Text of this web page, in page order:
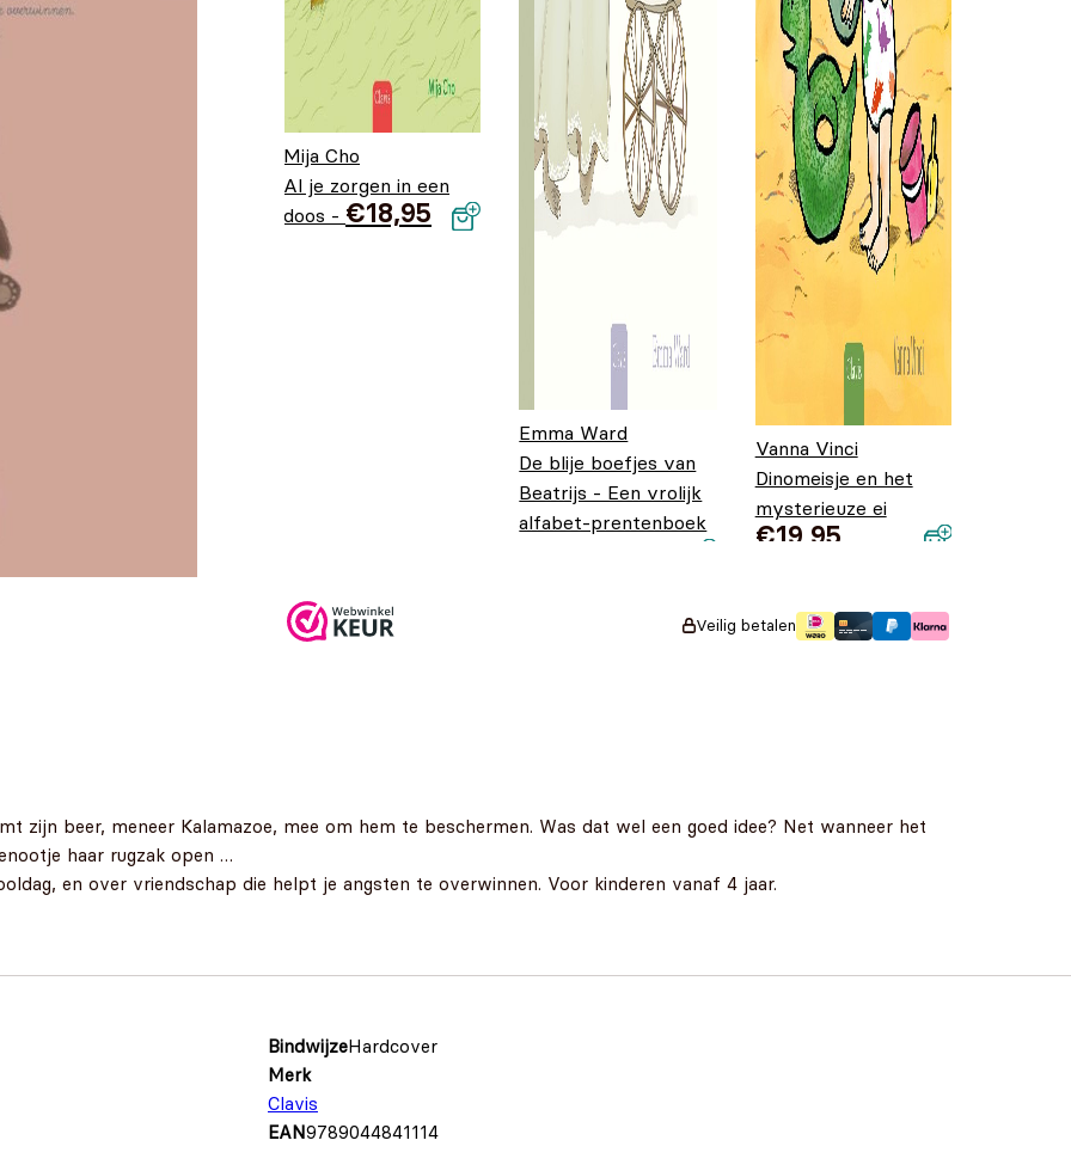
Mija Cho
Al je zorgen in een
doos - €18,95
Emma Ward
De blije boefjes van
Beatrijs - Een vrolijk
alfabet-prentenboek
Vanna Vinci
Dinomeisje en het
mysterieuze ei
€19,95
Veilig betalen
zijn beer, meneer Kalamazoe, mee om hem te beschermen. Was dat wel een goed idee? Net wanneer het
haar rugzak open …
en over vriendschap die helpt je angsten te overwinnen. Voor kinderen vanaf 4 jaar.
BindwijzeHardcover
Merk
Clavis
EAN9789044841114